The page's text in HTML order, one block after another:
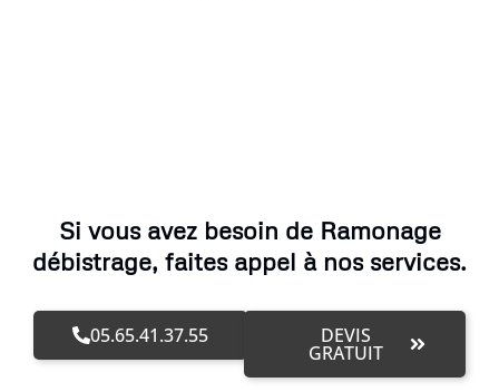
Si vous avez besoin de Ramonage
débistrage, faites appel à nos services.
05.65.41.37.55 DEVIS
GRATUIT